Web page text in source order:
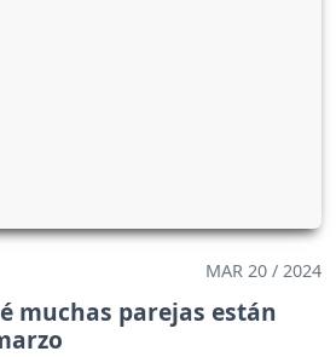
MAR 20 / 2024
muchas parejas están